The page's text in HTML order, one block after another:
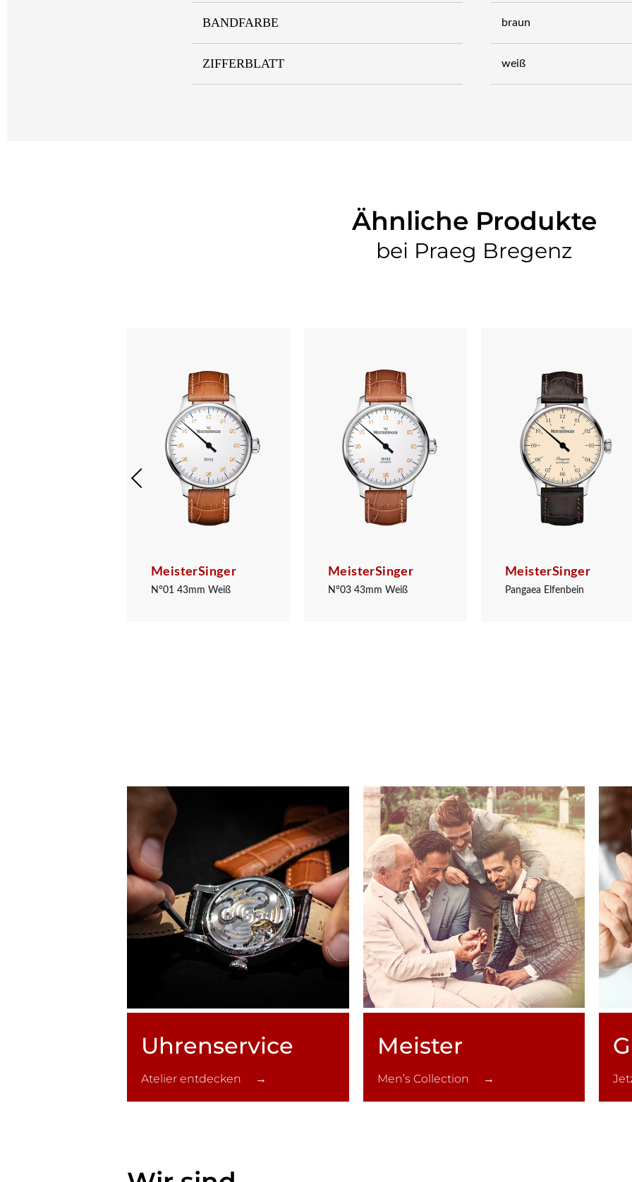
BANDFARBE braun
ZIFFERBLATT weiß
Ähnliche Produkte
bei Praeg Bregenz
MeisterSinger
N°01 43mm Weiß
MeisterSinger
N°03 43mm Weiß
MeisterSinger
Pangaea Elfenbein
Uhren­service
Atelier entdecken →
Meister
Men’s Collection →